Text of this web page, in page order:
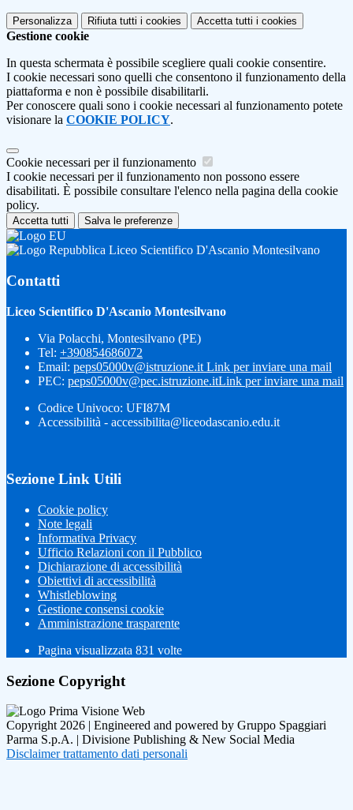
Personalizza Rifiuta tutti i cookies Accetta tutti i cookies
Gestione cookie
In questa schermata è possibile scegliere quali cookie consentire.
I cookie necessari sono quelli che consentono il funzionamento della
piattaforma e non è possibile disabilitarli.
Per conoscere quali sono i cookie necessari al funzionamento potete
visionare la COOKIE POLICY.
Cookie necessari per il funzionamento
I cookie necessari per il funzionamento non possono essere
disabilitati. È possibile consultare l'elenco nella pagina della cookie
policy.
Accetta tutti Salva le preferenze
Liceo Scientifico D'Ascanio Montesilvano
Contatti
Liceo Scientifico D'Ascanio Montesilvano
Via Polacchi, Montesilvano (PE)
Tel: +390854686072
Email: peps05000v@istruzione.it Link per inviare una mail
PEC: peps05000v@pec.istruzione.itLink per inviare una mail
Codice Univoco: UFI87M
Accessibilità - accessibilita@liceodascanio.edu.it
Sezione Link Utili
Cookie policy
Note legali
Informativa Privacy
Ufficio Relazioni con il Pubblico
Dichiarazione di accessibilità
Obiettivi di accessibilità
Whistleblowing
Gestione consensi cookie
Amministrazione trasparente
Pagina visualizzata 831 volte
Sezione Copyright
Copyright 2026 | Engineered and powered by Gruppo Spaggiari
Parma S.p.A. | Divisione Publishing & New Social Media
Disclaimer trattamento dati personali